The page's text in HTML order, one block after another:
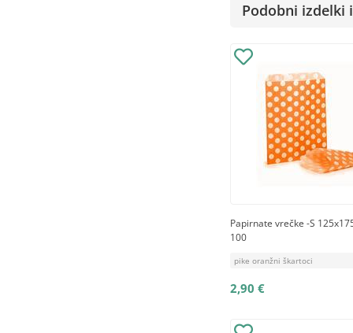
Podobni izdelki
Papirnate vrečke -S
100
pike oranžni škartoci
2,90 €